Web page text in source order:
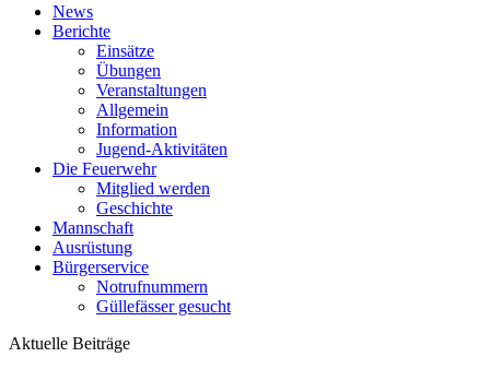
News
Berichte
Einsätze
Übungen
Veranstaltungen
Allgemein
Information
Jugend-Aktivitäten
Die Feuerwehr
Mitglied werden
Geschichte
Mannschaft
Ausrüstung
Bürgerservice
Notrufnummern
Güllefässer gesucht
Aktuelle Beiträge